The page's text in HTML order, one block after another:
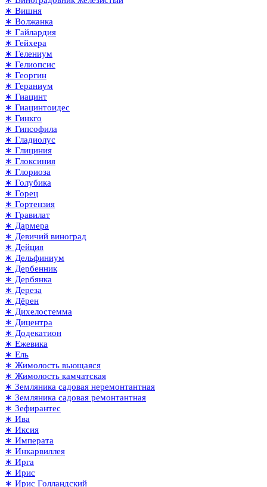
∗ Вишня
∗ Волжанка
∗ Гайлардия
∗ Гейхера
∗ Гелениум
∗ Гелиопсис
∗ Георгин
∗ Гераниум
∗ Гиацинт
∗ Гиацинтоидес
∗ Гинкго
∗ Гипсофила
∗ Гладиолус
∗ Глициния
∗ Глоксиния
∗ Глориоза
∗ Голубика
∗ Горец
∗ Гортензия
∗ Гравилат
∗ Дармера
∗ Девичий виноград
∗ Дейция
∗ Дельфиниум
∗ Дербенник
∗ Дербянка
∗ Дереза
∗ Дёрен
∗ Дихелостемма
∗ Дицентра
∗ Додекатион
∗ Ежевика
∗ Ель
∗ Жимолость вьющаяся
∗ Жимолость камчатская
∗ Земляника садовая неремонтантная
∗ Земляника садовая ремонтантная
∗ Зефирантес
∗ Ива
∗ Иксия
∗ Императа
∗ Инкарвиллея
∗ Ирга
∗ Ирис
∗ Ирис Голландский